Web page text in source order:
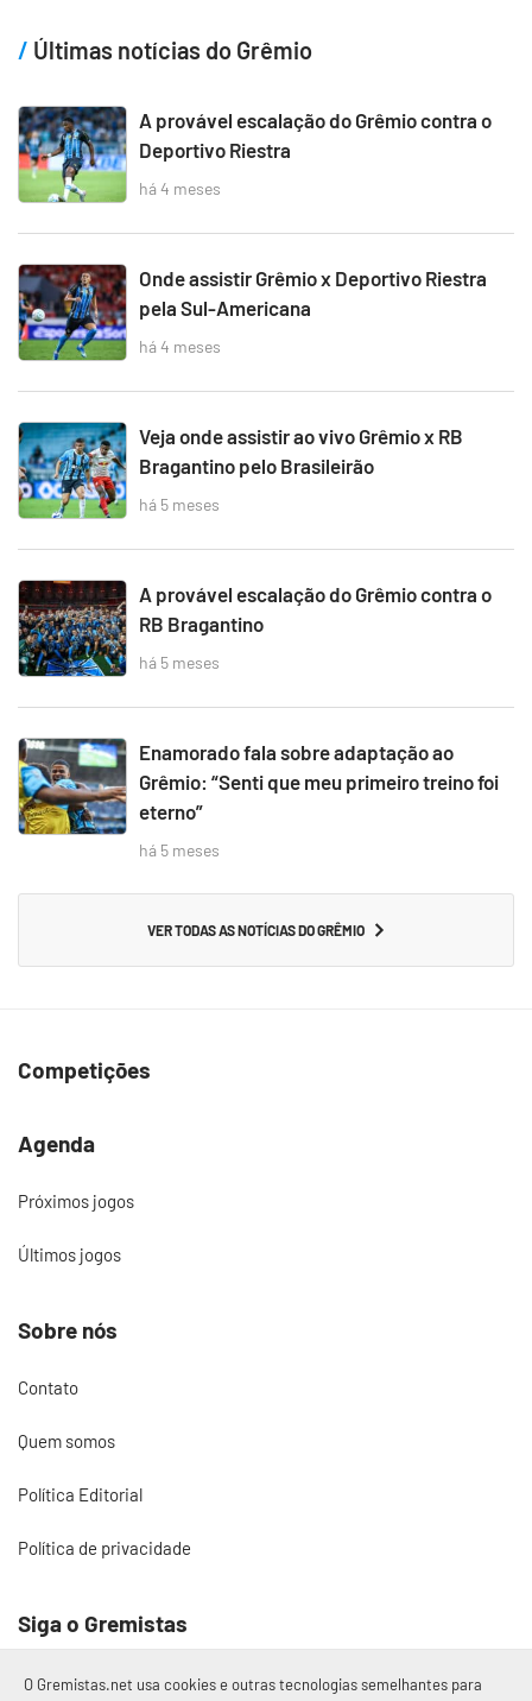
Últimas notícias do Grêmio
A provável escalação do Grêmio contra o
Deportivo Riestra
há 4 meses
Onde assistir Grêmio x Deportivo Riestra
pela Sul-Americana
há 4 meses
Veja onde assistir ao vivo Grêmio x RB
Bragantino pelo Brasileirão
há 5 meses
A provável escalação do Grêmio contra o
RB Bragantino
há 5 meses
Enamorado fala sobre adaptação ao
Grêmio: “Senti que meu primeiro treino foi
eterno”
há 5 meses
VER TODAS AS NOTÍCIAS DO GRÊMIO
Competições
Agenda
Próximos jogos
Últimos jogos
Sobre nós
Contato
Quem somos
Política Editorial
Política de privacidade
Siga o Gremistas
O Gremistas.net usa cookies e outras tecnologias semelhantes para